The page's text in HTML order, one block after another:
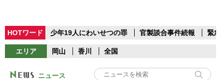
HOTワード 少年19人にわいせつの罪 官製談合事件続報 緊
エリア 岡山 香川 全国
ニュース